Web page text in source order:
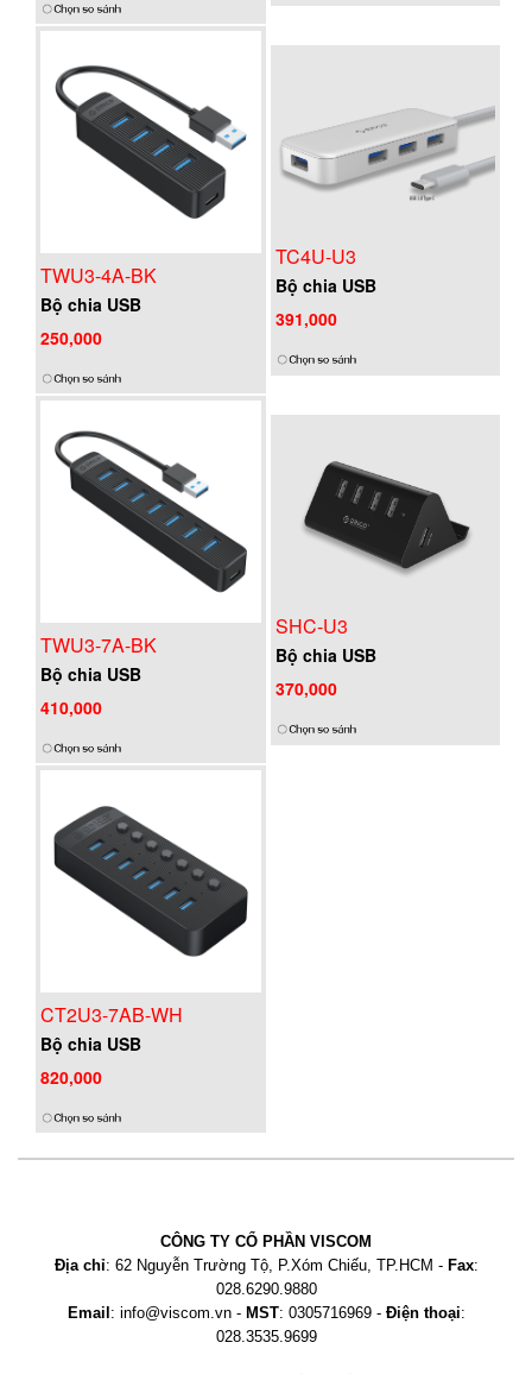
TWU3-4A-BK
Bộ chia USB
250,000
TC4U-U3
Bộ chia USB
391,000
TWU3-7A-BK
Bộ chia USB
410,000
SHC-U3
Bộ chia USB
370,000
CT2U3-7AB-WH
Bộ chia USB
820,000
CÔNG TY CỔ PHẦN VISCOM
Địa chỉ: 62 Nguyễn Trường Tộ, P.Xóm Chiếu, TP.HCM - Fax:
028.6290.9880
Email : info@viscom.vn - MST: 0305716969 - Điện thoại:
028.3535.9699